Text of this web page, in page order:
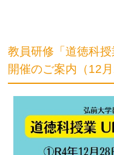
教員研修「道徳科
開催のご案内（12